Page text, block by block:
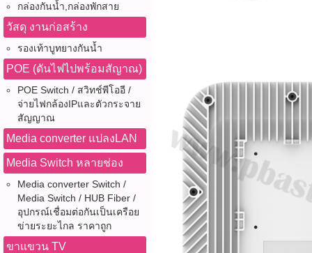
กล่องกันน้ำ,กล่องพักสาย
วัสดุ งานก่อสร้าง
รองเท้าบูทยางกันน้ำ
POE (ดันไฟไปพร้อมสัญาณ)
POE Switch / สวิทช์พีโออี /
จ่ายไฟกล้องIPและตัวกระจาย
สัญญาณ
Media converter แปลงLAN
Media Switch หลายช่อง
Media converter Switch /
Media Switch / HUB Fiber /
อุปกรณ์เชื่อมต่อกันเป็นเครือย
ข่ายระยะไกล ราคาถูก
ขาแขวน TV